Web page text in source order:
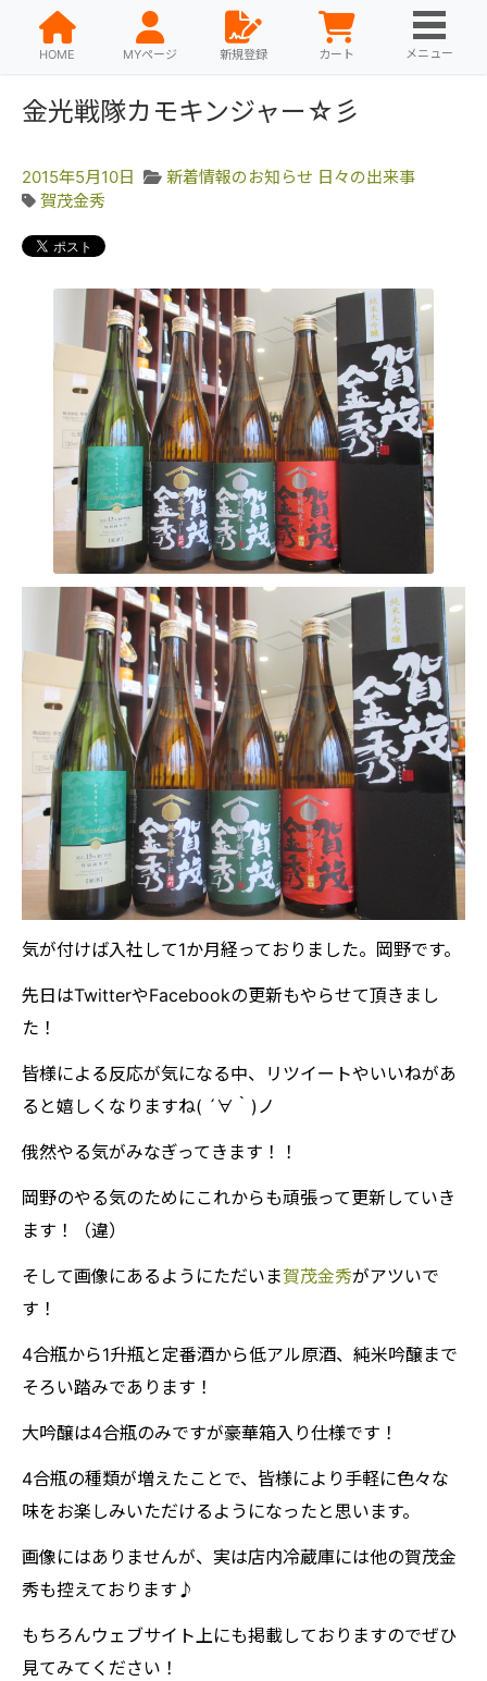
HOME MYページ 新規登録 カート メニュー
金光戦隊カモキンジャー☆彡
2015年5月10日 新着情報のお知らせ 日々の出来事
賀茂金秀
気が付けば入社して1か月経っておりました。岡野です。
先日はTwitterやFacebookの更新もやらせて頂きまし
た！
皆様による反応が気になる中、リツイートやいいねがあ
ると嬉しくなりますね( ´∀｀)ノ
俄然やる気がみなぎってきます！！
岡野のやる気のためにこれからも頑張って更新していき
ます！（違）
そして画像にあるようにただいま賀茂金秀がアツいで
す！
4合瓶から1升瓶と定番酒から低アル原酒、純米吟醸まで
そろい踏みであります！
大吟醸は4合瓶のみですが豪華箱入り仕様です！
4合瓶の種類が増えたことで、皆様により手軽に色々な
味をお楽しみいただけるようになったと思います。
画像にはありませんが、実は店内冷蔵庫には他の賀茂金
秀も控えております♪
もちろんウェブサイト上にも掲載しておりますのでぜひ
見てみてください！